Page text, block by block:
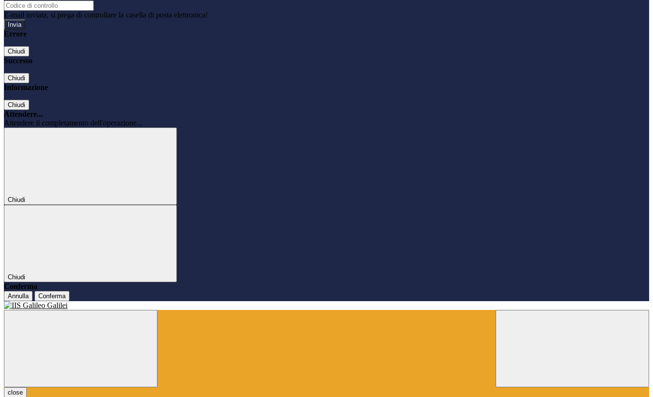
E-mail inviata, si prega di controllare la casella di posta elettronica!
Errore
Chiudi
Successo
Chiudi
Informazione
Chiudi
Attendere...
Attendere il completamento dell'operazione...
Chiudi
Chiudi
Conferma
Annulla Conferma
close